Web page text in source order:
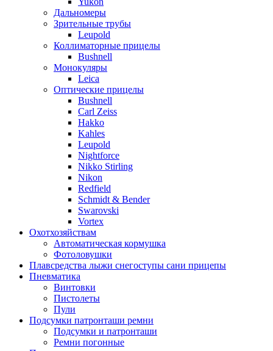
Дальномеры
Зрительные трубы
Leupold
Коллиматорные прицелы
Bushnell
Монокуляры
Leica
Оптические прицелы
Bushnell
Carl Zeiss
Hakko
Kahles
Leupold
Nightforce
Nikko Stirling
Nikon
Redfield
Schmidt & Bender
Swarovski
Vortex
Охотхозяйствам
Автоматическая кормушка
Фотоловушки
Плавсредства лыжи снегоступы сани прицепы
Пневматика
Винтовки
Пистолеты
Пули
Подсумки патронташи ремни
Подсумки и патронташи
Ремни погонные